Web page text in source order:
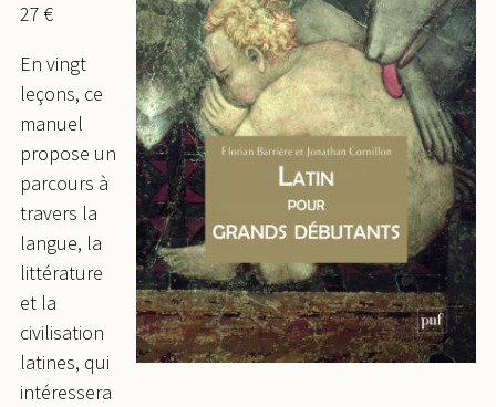
27 €
En vingt
leçons, ce
manuel
propose un
parcours à
travers la
langue, la
littérature
et la
civilisation
latines, qui
intéressera